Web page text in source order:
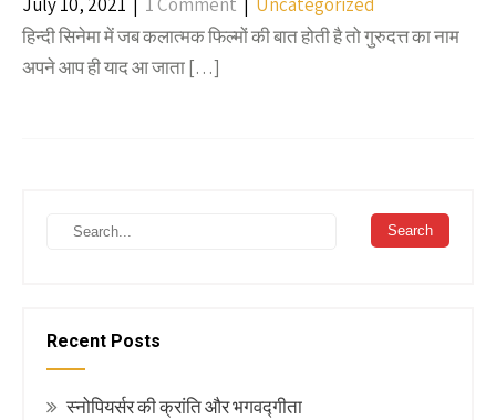
हिन्दी सिनेमा में जब कलात्मक फिल्मों की बात होती है तो गुरुदत्त का नाम
अपने आप ही याद आ जाता […]
Recent Posts
स्नोपियर्सर की क्रांति और भगवद्गीता